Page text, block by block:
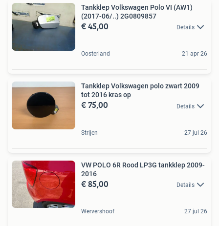
Tankklep Volkswagen Polo VI (AW1)
(2017-06/..) 2G0809857
€ 45,00 Details
Oosterland 21 apr 26
Tankklep Volkswagen polo zwart 2009
tot 2016 kras op
€ 75,00 Details
Strijen 27 jul 26
VW POLO 6R Rood LP3G tankklep 2009-
2016
€ 85,00 Details
Wervershoof 27 jul 26